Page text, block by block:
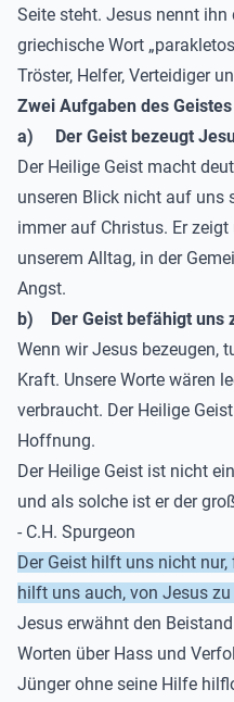
Seite steht. Jesus nennt ihn
griechische Wort
Tröster, Helfer, Verteidiger
Zwei Aufgaben des
a) Der Geist bezeugt
Der Heilige Geist macht
unseren Blick nicht auf uns
immer auf Christus. Er
unserem Alltag, in der
Angst.
b) Der Geist befähigt uns
Wenn wir Jesus bezeugen,
Kraft. Unsere Worte wären
verbraucht. Der Heilige
Hoffnung.
Der Heilige Geist ist nicht
und als solche ist er der
- C.H. Spurgeon
Der Geist hilft uns nicht
hilft uns auch, von Jesus zu
Jesus erwähnt den
Worten über Hass und
Jünger ohne seine Hilfe